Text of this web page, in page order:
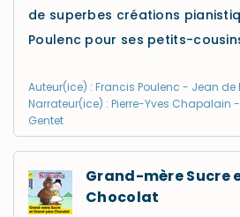
de superbes créations
Poulenc pour ses petits-
Auteur(ice) : Francis Poulenc - Jean de
Narrateur(ice) : Pierre-Yves Chapalain
Gentet
Grand-mère Sucre
Chocolat